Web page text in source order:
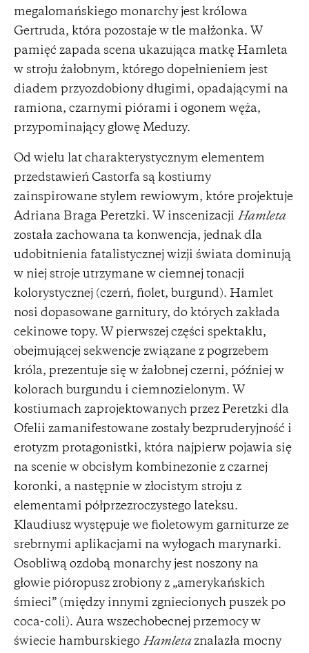
megalomańskiego monarchy jest królowa
Gertruda, która pozostaje w tle małżonka. W
pamięć zapada scena ukazująca matkę Hamleta
w stroju żałobnym, którego dopełnieniem jest
diadem przyozdobiony długimi, opadającymi na
ramiona, czarnymi piórami i ogonem węża,
przypominający głowę Meduzy.
Od wielu lat charakterystycznym elementem
przedstawień Castorfa są kostiumy
zainspirowane stylem rewiowym, które projektuje
Adriana Braga Peretzki. W inscenizacji Hamleta
została zachowana ta konwencja, jednak dla
udobitnienia fatalistycznej wizji świata dominują
w niej stroje utrzymane w ciemnej tonacji
kolorystycznej (czerń, fiolet, burgund). Hamlet
nosi dopasowane garnitury, do których zakłada
cekinowe topy. W pierwszej części spektaklu,
obejmującej sekwencje związane z pogrzebem
króla, prezentuje się w żałobnej czerni, później w
kolorach burgundu i ciemnozielonym. W
kostiumach zaprojektowanych przez Peretzki dla
Ofelii zamanifestowane zostały bezpruderyjność i
erotyzm protagonistki, która najpierw pojawia się
na scenie w obcisłym kombinezonie z czarnej
koronki, a następnie w złocistym stroju z
elementami półprzezroczystego lateksu.
Klaudiusz występuje we fioletowym garniturze ze
srebrnymi aplikacjami na wyłogach marynarki.
Osobliwą ozdobą monarchy jest noszony na
głowie pióropusz zrobiony z „amerykańskich
śmieci” (między innymi zgniecionych puszek po
coca-coli). Aura wszechobecnej przemocy w
świecie hamburskiego Hamletaznalazła mocny